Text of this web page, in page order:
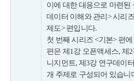
이에 대한 대응으로 마련된
데이터 이해와 관리> 시리
제도> 편입니다.
첫 번째 시리즈 <기본> 편
편은 제1강 오픈액세스, 제
니지먼트, 제3강 연구데이
개 주제로 구성되어 있습니